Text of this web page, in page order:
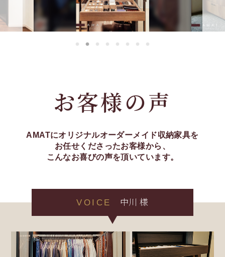
お客様の声
AMATにオリジナルオーダーメイド収納家具を
お任せくださったお客様から、
こんなお喜びの声を頂いています。
VOICE 中川 様